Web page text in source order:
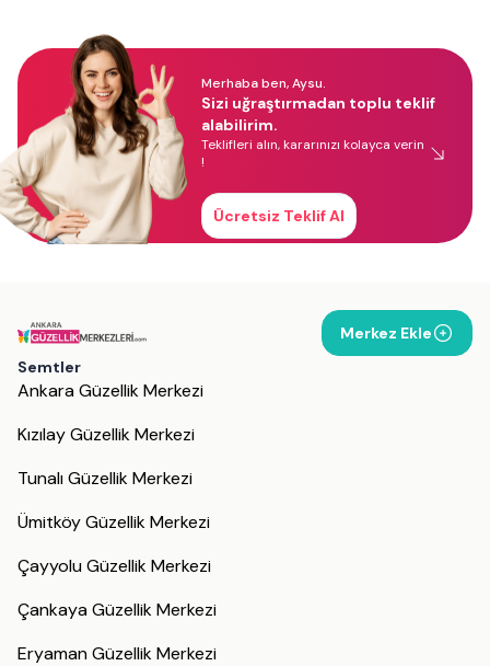
Merhaba ben, Aysu.
Sizi uğraştırmadan toplu teklif
alabilirim.
Teklifleri alın, kararınızı kolayca verin
!
Ücretsiz Teklif Al
Merkez Ekle
Semtler
Ankara Güzellik Merkezi
Kızılay Güzellik Merkezi
Tunalı Güzellik Merkezi
Ümitköy Güzellik Merkezi
Çayyolu Güzellik Merkezi
Çankaya Güzellik Merkezi
Eryaman Güzellik Merkezi